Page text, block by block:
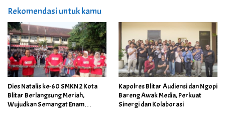
Rekomendasi untuk kamu
Dies Natalis ke-60 SMKN 2 Kota
Blitar Berlangsung Meriah,
Wujudkan Semangat Enam
Kapolres Blitar Audiensi dan Ngopi
Bareng Awak Media, Perkuat
Sinergi dan Kolaborasi